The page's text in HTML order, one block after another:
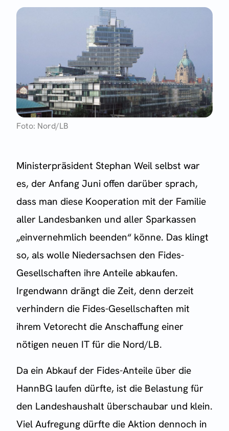
Foto: Nord/LB
Ministerpräsident Stephan Weil selbst war
es, der Anfang Juni offen darüber sprach,
dass man diese Kooperation mit der Familie
aller Landesbanken und aller Sparkassen
„einvernehmlich beenden“ könne. Das klingt
so, als wolle Niedersachsen den Fides-
Gesellschaften ihre Anteile abkaufen.
Irgendwann drängt die Zeit, denn derzeit
verhindern die Fides-Gesellschaften mit
ihrem Vetorecht die Anschaffung einer
nötigen neuen IT für die Nord/LB.
Da ein Abkauf der Fides-Anteile über die
HannBG laufen dürfte, ist die Belastung für
den Landeshaushalt überschaubar und klein.
Viel Aufregung dürfte die Aktion dennoch in